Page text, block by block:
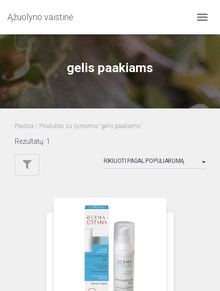
Ąžuolyno vaistinė
gelis paakiams
Pradžia / Produktai su žymomis “gelis paakiams”
Rezultatų: 1